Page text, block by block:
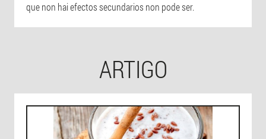
que non hai efectos secundarios non pode ser.
ARTIGO